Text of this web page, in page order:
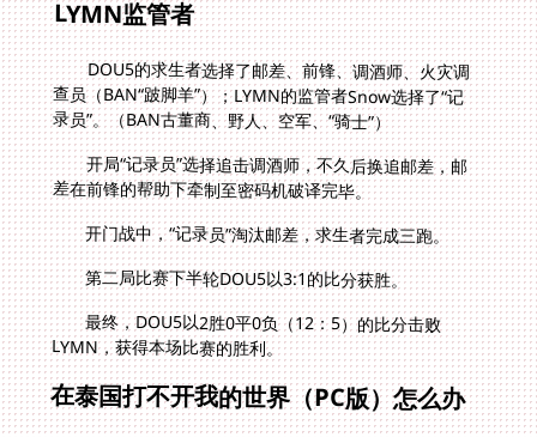
LYMN监管者
DOU5的求生者选择了邮差、前锋、调酒师、火灾调
查员（BAN“跛脚羊”）；LYMN的监管者Snow选择了“记
录员”。（BAN古董商、野人、空军、“骑士”）
开局“记录员”选择追击调酒师，不久后换追邮差，邮
差在前锋的帮助下牵制至密码机破译完毕。
开门战中，“记录员”淘汰邮差，求生者完成三跑。
第二局比赛下半轮DOU5以3:1的比分获胜。
最终，DOU5以2胜0平0负（12：5）的比分击败
LYMN，获得本场比赛的胜利。
在泰国打不开我的世界（PC版）怎么办